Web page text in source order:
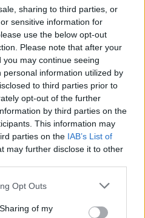
sharing to third parties, or
sensitive information for
use the below opt-out
Please note that after your
may continue seeing
information utilized by
to third parties prior to
opt-out of the further
by third parties on the
This information may
parties on the IAB’s List of
may further disclose it to other
Opt Outs
of my–